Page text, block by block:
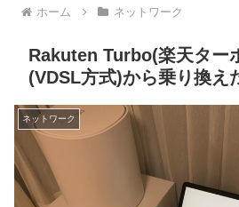
ホーム ネットワーク
Rakuten Turbo(楽天ター
(VDSL方式)から乗り換え
ネットワーク